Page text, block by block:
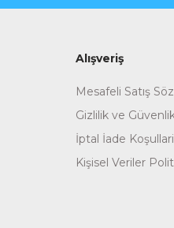
Alışveriş
Mesafeli Satış
Gizlilik ve
İptal İade Koşullari
Kişisel Veriler